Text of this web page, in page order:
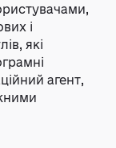
і
які
агент,